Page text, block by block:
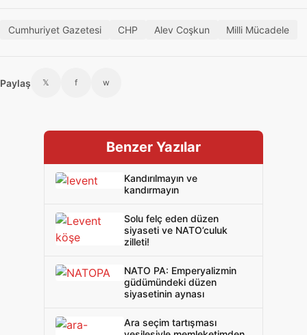
Cumhuriyet Gazetesi CHP Alev Coşkun Milli Mücadele
Paylaş 𝕏 f w
Benzer Yazılar
Kandırılmayın ve
kandırmayın
Solu felç eden düzen
siyaseti ve NATO’culuk
zilleti!
NATO PA: Emperyalizmin
güdümündeki düzen
siyasetinin aynası
Ara seçim tartışması